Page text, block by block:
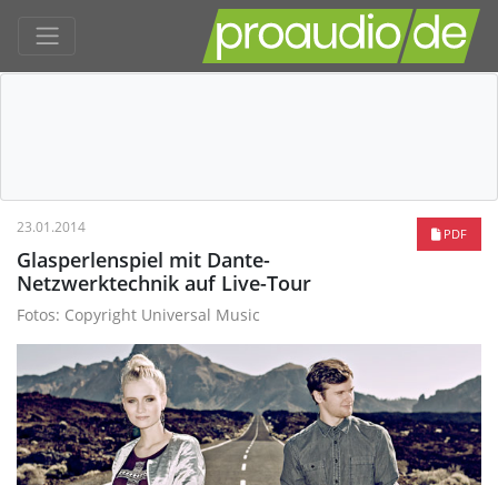
PDF
23.01.2014
Glasperlenspiel mit Dante-
Netzwerktechnik auf Live-Tour
Fotos: Copyright Universal Music